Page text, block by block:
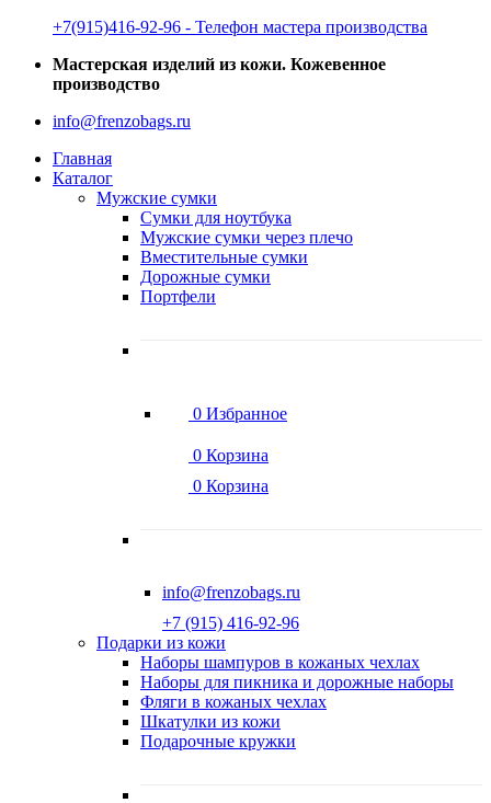
‭+7(915)416-92-96 ‬- Телефон мастера производства
Мастерская изделий из кожи. Кожевенное
производство
info@frenzobags.ru
Главная
Каталог
Мужские сумки
Сумки для ноутбука
Мужские сумки через плечо
Вместительные сумки
Дорожные сумки
Портфели
0 Избранное
0 Корзина
0 Корзина
info@frenzobags.ru
‭+7 (915) 416-92-96
Подарки из кожи
Наборы шампуров в кожаных чехлах
Наборы для пикника и дорожные наборы
Фляги в кожаных чехлах
Шкатулки из кожи
Подарочные кружки